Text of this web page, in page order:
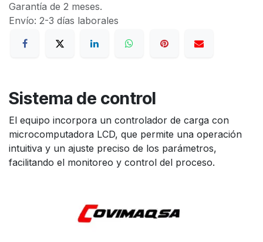
Garantía de 2 meses.
Envío: 2-3 días laborales
Sistema de control
El equipo incorpora un controlador de carga con
microcomputadora LCD, que permite una operación
intuitiva y un ajuste preciso de los parámetros,
facilitando el monitoreo y control del proceso.